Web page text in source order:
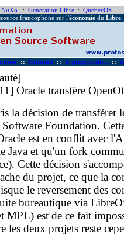
NuXo .::. Generation Libre .::. QuebecOS
francophone sur l'économie du Libre
:: Contact :: A propos de... ::
]
Oracle transfère
la décision de
Foundation.
est en conflit avec
Java et qu'un fork
Cette décision
du projet, ce que la
le reversement des
bureautique via
MPL) est de ce fait
les deux projets reste